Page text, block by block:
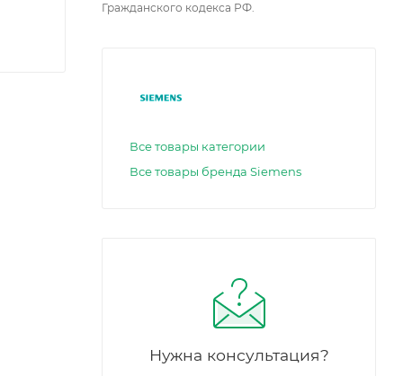
Гражданского кодекса РФ.
Все товары категории
Все товары бренда Siemens
Нужна консультация?